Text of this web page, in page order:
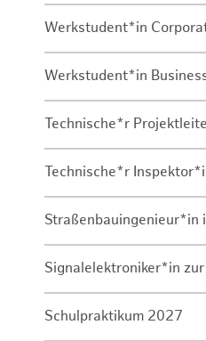
Werkstudent*in
Werkstudent*in
Technische*r
Technische*r
Straßenbauingenieur*in
Signalelektroniker*in
Schulpraktikum 2027